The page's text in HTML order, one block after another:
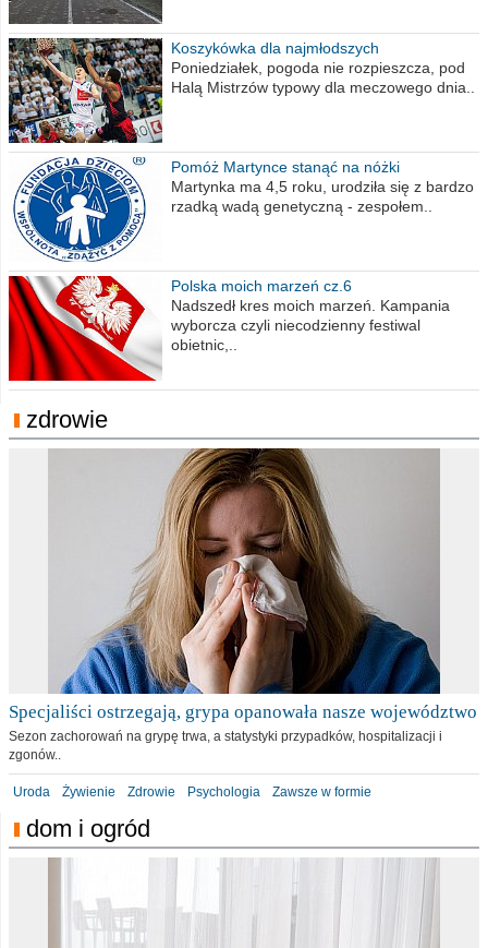
Koszykówka dla najmłodszych
Poniedziałek, pogoda nie rozpieszcza, pod
Halą Mistrzów typowy dla meczowego dnia..
Pomóż Martynce stanąć na nóżki
Martynka ma 4,5 roku, urodziła się z bardzo
rzadką wadą genetyczną - zespołem..
Polska moich marzeń cz.6
Nadszedł kres moich marzeń. Kampania
wyborcza czyli niecodzienny festiwal
obietnic,..
zdrowie
Specjaliści ostrzegają, grypa opanowała nasze województwo
Sezon zachorowań na grypę trwa, a statystyki przypadków, hospitalizacji i
zgonów..
Uroda Żywienie Zdrowie Psychologia Zawsze w formie
dom i ogród